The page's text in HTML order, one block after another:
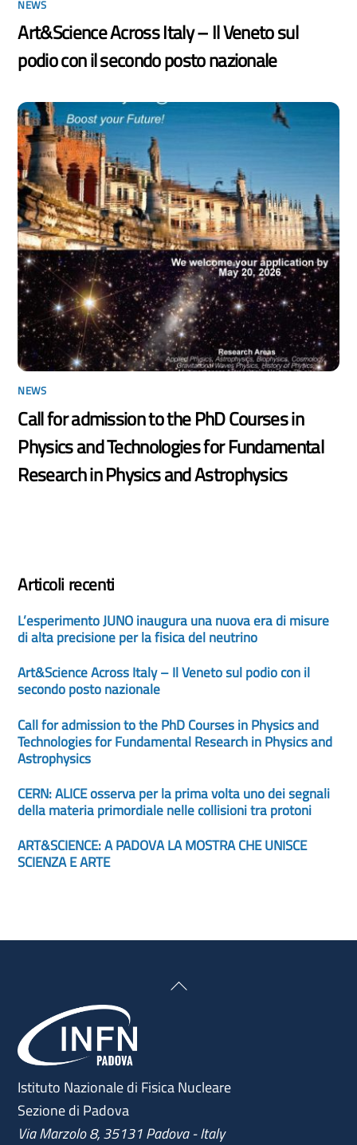
NEWS
Art&Science Across Italy – Il Veneto sul
podio con il secondo posto nazionale
NEWS
Call for admission to the PhD Courses in
Physics and Technologies for Fundamental
Research in Physics and Astrophysics
Articoli recenti
L’esperimento JUNO inaugura una nuova era di misure
di alta precisione per la fisica del neutrino
Art&Science Across Italy – Il Veneto sul podio con il
secondo posto nazionale
Call for admission to the PhD Courses in Physics and
Technologies for Fundamental Research in Physics and
Astrophysics
CERN: ALICE osserva per la prima volta uno dei segnali
della materia primordiale nelle collisioni tra protoni
ART&SCIENCE: A PADOVA LA MOSTRA CHE UNISCE
SCIENZA E ARTE
Back
Istituto Nazionale di Fisica Nucleare
Sezione di Padova
Via Marzolo 8, 35131 Padova - Italy